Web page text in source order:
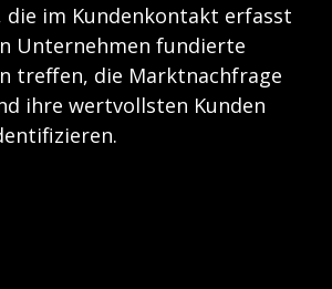
im Kundenkontakt erfasst
Unternehmen fundierte
treffen, die Marktnachfrage
ihre wertvollsten Kunden